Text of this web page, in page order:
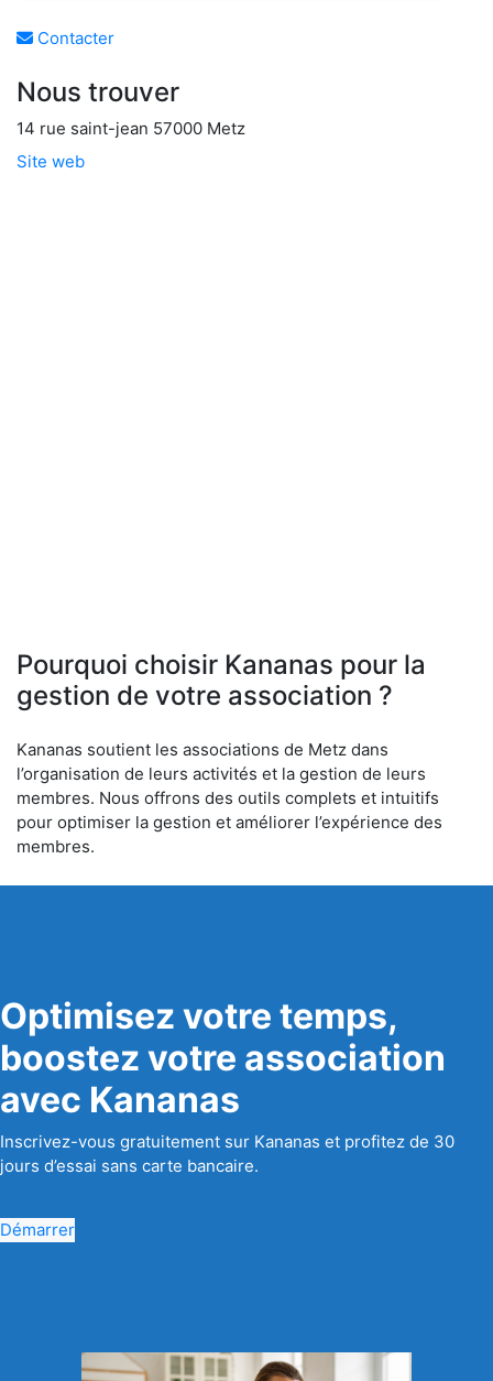
Contacter
Nous trouver
14 rue saint-jean 57000 Metz
Site web
Pourquoi choisir Kananas pour la
gestion de votre association ?
Kananas soutient les associations de Metz dans
l’organisation de leurs activités et la gestion de leurs
membres. Nous offrons des outils complets et intuitifs
pour optimiser la gestion et améliorer l’expérience des
membres.
Optimisez votre temps,
boostez votre association
avec Kananas
Inscrivez-vous gratuitement sur Kananas et profitez de 30
jours d’essai sans carte bancaire.
Démarrer